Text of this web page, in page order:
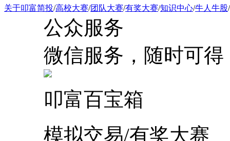
关于叩富简投/高校大赛/团队大赛/有奖大赛/知识中心/牛人牛股/
公众服务
微信服务，随时可得
叩富百宝箱
模拟交易/有奖大赛